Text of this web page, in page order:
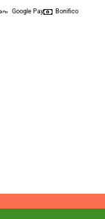
Google Pay
Bonifico